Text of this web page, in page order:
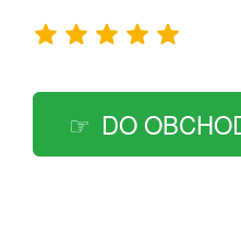
DO